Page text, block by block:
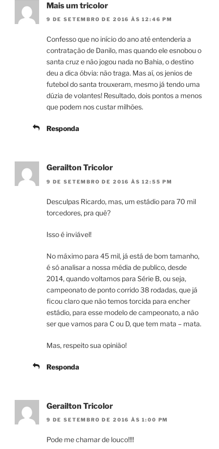
Mais um tricolor
9 DE SETEMBRO DE 2016 ÀS 12:46 PM
Confesso que no início do ano até entenderia a
contratação de Danilo, mas quando ele esnobou o
santa cruz e não jogou nada no Bahia, o destino
deu a dica óbvia: não traga. Mas aí, os jenios de
futebol do santa trouxeram, mesmo já tendo uma
dúzia de volantes! Resultado, dois pontos a menos
que podem nos custar milhões.
Responda
Gerailton Tricolor
9 DE SETEMBRO DE 2016 ÀS 12:55 PM
Desculpas Ricardo, mas, um estádio para 70 mil
torcedores, pra quê?
Isso é inviável!
No máximo para 45 mil, já está de bom tamanho,
é só analisar a nossa média de publico, desde
2014, quando voltamos para Série B, ou seja,
campeonato de ponto corrido 38 rodadas, que já
ficou claro que não temos torcida para encher
estádio, para esse modelo de campeonato, a não
ser que vamos para C ou D, que tem mata – mata.
Mas, respeito sua opinião!
Responda
Gerailton Tricolor
9 DE SETEMBRO DE 2016 ÀS 1:00 PM
Pode me chamar de louco!!!!